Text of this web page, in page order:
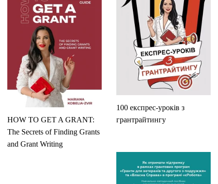
100 експрес-уроків з
грантрайтингу
HOW TO GET A GRANT:
The Secrets of Finding Grants
and Grant Writing